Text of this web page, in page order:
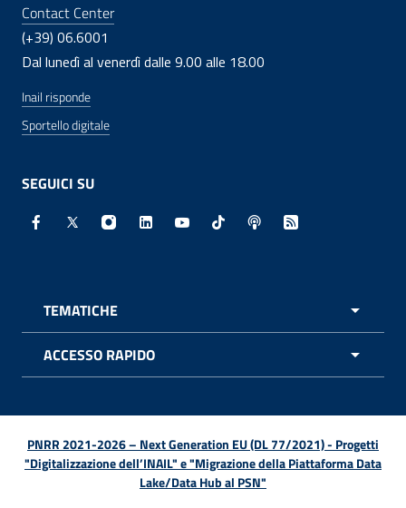
Contact Center
(+39) 06.6001
Dal lunedì al venerdì dalle 9.00 alle 18.00
Inail risponde
Sportello digitale
SEGUICI SU
Facebook - Sito esterno - Apertura in nuova finestra
X - Sito esterno - Apertura in nuova finestra
Instagram - Sito esterno - Apertura in
Linkedin - Sito esterno - Apertura in
Youtube - Sito esterno -
TikTok - Sito esterno -
Spreaker - Sito
Feed RSS -
TEMATICHE
ACCESSO RAPIDO
PNRR 2021-2026 – Next Generation EU (DL 77/2021) - Progetti
"Digitalizzazione dell’INAIL" e "Migrazione della Piattaforma Data
Lake/Data Hub al PSN"